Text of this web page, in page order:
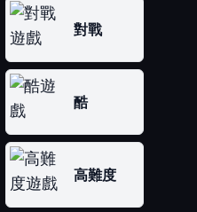
對戰
酷
高難度